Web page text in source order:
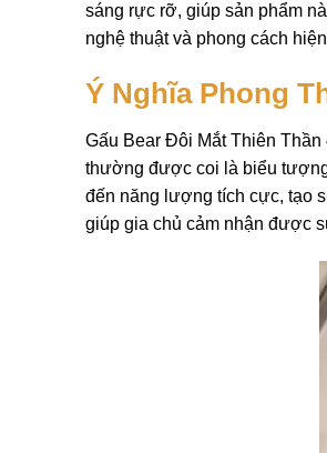
sáng rực rỡ, giúp sản phẩm
nghệ thuật và phong cách
Ý Nghĩa Phong
Gấu Bear Đôi Mắt Thiên Thần
thường được coi là biểu
đến năng lượng tích cực, tạo
giúp gia chủ cảm nhận được